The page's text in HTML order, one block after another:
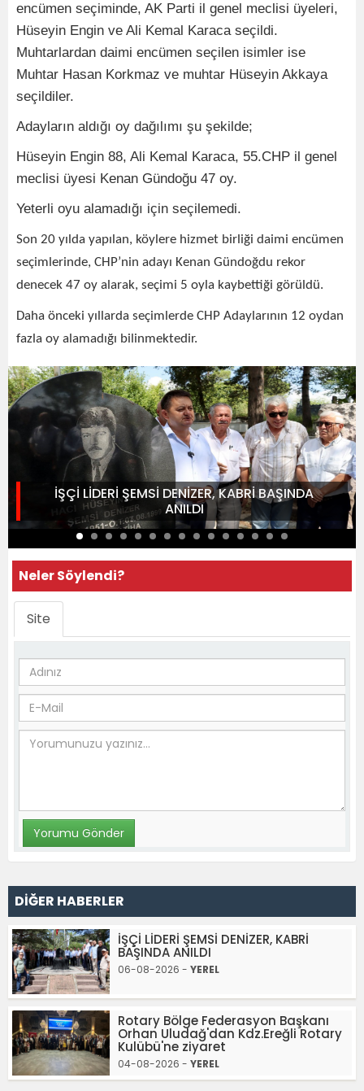
encümen seçiminde, AK Parti il genel meclisi üyeleri,
Hüseyin Engin ve Ali Kemal Karaca seçildi.
Muhtarlardan daimi encümen seçilen isimler ise
Muhtar Hasan Korkmaz ve muhtar Hüseyin Akkaya
seçildiler.
Adayların aldığı oy dağılımı şu şekilde;
Hüseyin Engin 88, Ali Kemal Karaca, 55.CHP il genel
meclisi üyesi Kenan Gündoğu 47 oy.
Yeterli oyu alamadığı için seçilemedi.
Son 20 yılda yapılan, köylere hizmet birliği daimi encümen
seçimlerinde, CHP’nin adayı Kenan Gündoğdu rekor
denecek 47 oy alarak, seçimi 5 oyla kaybettiği görüldü.
Daha önceki yıllarda seçimlerde CHP Adaylarının 12 oydan
fazla oy alamadığı bilinmektedir.
İŞÇİ LİDERİ ŞEMSİ DENİZER, KABRİ BAŞINDA
ANILDI
Neler Söylendi?
Site
DİĞER HABERLER
İŞÇİ LİDERİ ŞEMSİ DENİZER, KABRİ
BAŞINDA ANILDI
06-08-2026 - YEREL
Rotary Bölge Federasyon Başkanı
Orhan Uludağ'dan Kdz.Ereğli Rotary
Kulübü'ne ziyaret
04-08-2026 - YEREL